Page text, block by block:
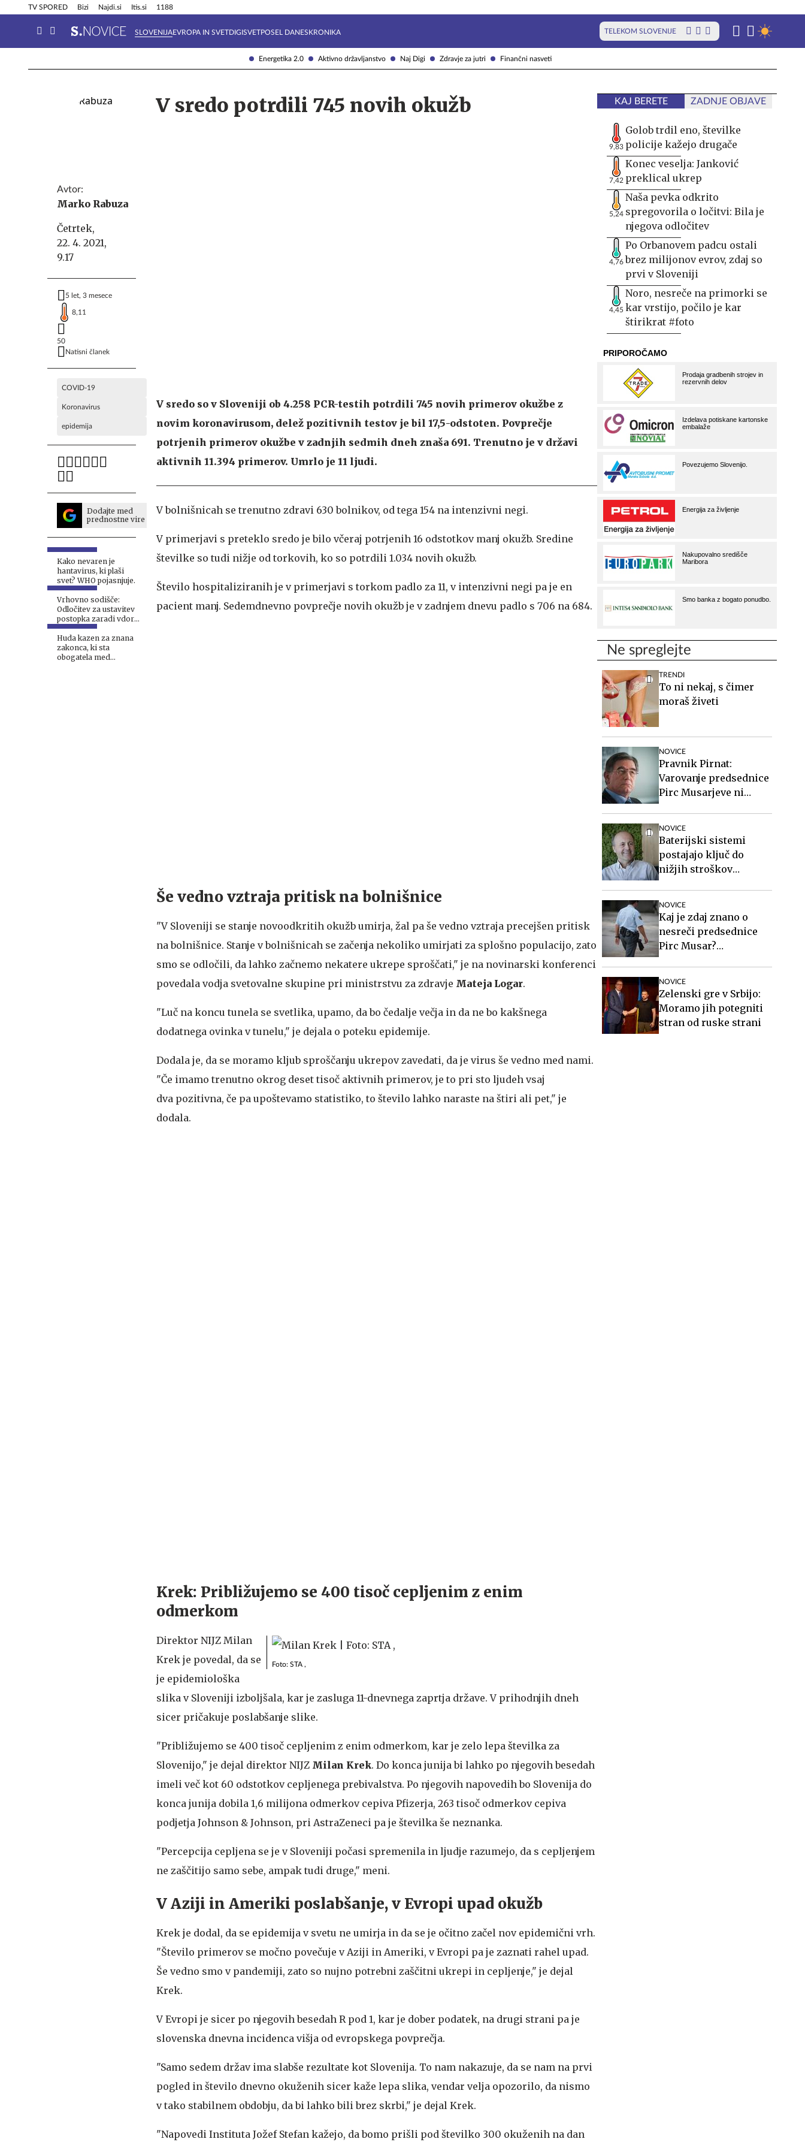
Energetika 2.0 Aktivno državljanstvo Naj Digi Zdravje za jutri Finančni nasveti
TV SPORED Bizi Najdi.si Itis.si 1188
SLOVENIJAEVROPA IN SVETDIGISVETPOSEL DANESKRONIKA TELEKOM SLOVENIJE
Info in obvestila Tehnik
Avtor:
Marko Rabuza
Četrtek,
22. 4. 2021,
9.17
5 let, 3 mesece
8,11
50
Natisni članek
COVID-19
Koronavirus
epidemija
Dodajte med
prednostne vire
Kako nevaren je
hantavirus, ki plaši
svet? WHO pojasnjuje.
Vrhovno sodišče:
Odločitev za ustavitev
postopka zaradi vdora
v studio RTVS napačna
Huda kazen za znana
zakonca, ki sta
obogatela med
V sredo potrdili 745 novih okužb
V sredo so v Sloveniji ob 4.258 PCR-testih potrdili 745 novih primerov okužbe z
novim koronavirusom, delež pozitivnih testov je bil 17,5-odstoten. Povprečje
potrjenih primerov okužbe v zadnjih sedmih dneh znaša 691. Trenutno je v državi
aktivnih 11.394 primerov. Umrlo je 11 ljudi.
V bolnišnicah se trenutno zdravi 630 bolnikov, od tega 154 na intenzivni negi.
V primerjavi s preteklo sredo je bilo včeraj potrjenih 16 odstotkov manj okužb. Sredine
številke so tudi nižje od torkovih, ko so potrdili 1.034 novih okužb.
Število hospitaliziranih je v primerjavi s torkom padlo za 11, v intenzivni negi pa je en
pacient manj. Sedemdnevno povprečje novih okužb je v zadnjem dnevu padlo s 706 na 684.
Še vedno vztraja pritisk na bolnišnice
"V Sloveniji se stanje novoodkritih okužb umirja, žal pa še vedno vztraja precejšen pritisk
na bolnišnice. Stanje v bolnišnicah se začenja nekoliko umirjati za splošno populacijo, zato
smo se odločili, da lahko začnemo nekatere ukrepe sproščati," je na novinarski konferenci
povedala vodja svetovalne skupine pri ministrstvu za zdravje Mateja Logar.
"Luč na koncu tunela se svetlika, upamo, da bo čedalje večja in da ne bo kakšnega
dodatnega ovinka v tunelu," je dejala o poteku epidemije.
Dodala je, da se moramo kljub sproščanju ukrepov zavedati, da je virus še vedno med nami.
"Če imamo trenutno okrog deset tisoč aktivnih primerov, je to pri sto ljudeh vsaj
dva pozitivna, če pa upoštevamo statistiko, to število lahko naraste na štiri ali pet," je
dodala.
Krek: Približujemo se 400 tisoč cepljenim z enim
odmerkom
Foto: STA ,
Direktor NIJZ Milan
Krek je povedal, da se
je epidemiološka
slika v Sloveniji izboljšala, kar je zasluga 11-dnevnega zaprtja države. V prihodnjih dneh
sicer pričakuje poslabšanje slike.
"Približujemo se 400 tisoč cepljenim z enim odmerkom, kar je zelo lepa številka za
Slovenijo," je dejal direktor NIJZ Milan Krek. Do konca junija bi lahko po njegovih besedah
imeli več kot 60 odstotkov cepljenega prebivalstva. Po njegovih napovedih bo Slovenija do
konca junija dobila 1,6 milijona odmerkov cepiva Pfizerja, 263 tisoč odmerkov cepiva
podjetja Johnson & Johnson, pri AstraZeneci pa je številka še neznanka.
"Percepcija cepljena se je v Sloveniji počasi spremenila in ljudje razumejo, da s cepljenjem
ne zaščitijo samo sebe, ampak tudi druge," meni.
V Aziji in Ameriki poslabšanje, v Evropi upad okužb
Krek je dodal, da se epidemija v svetu ne umirja in da se je očitno začel nov epidemični vrh.
"Število primerov se močno povečuje v Aziji in Ameriki, v Evropi pa je zaznati rahel upad.
Še vedno smo v pandemiji, zato so nujno potrebni zaščitni ukrepi in cepljenje," je dejal
Krek.
V Evropi je sicer po njegovih besedah R pod 1, kar je dober podatek, na drugi strani pa je
slovenska dnevna incidenca višja od evropskega povprečja.
"Samo sedem držav ima slabše rezultate kot Slovenija. To nam nakazuje, da se nam na prvi
pogled in število dnevno okuženih sicer kaže lepa slika, vendar velja opozorilo, da nismo
v tako stabilnem obdobju, da bi lahko bili brez skrbi," je dejal Krek.
"Napovedi Instituta Jožef Stefan kažejo, da bomo prišli pod številko 300 okuženih na dan
KAJ BERETE ZADNJE OBJAVE
9,83
Golob trdil eno, številke
policije kažejo drugače
7,42
Konec veselja: Janković
preklical ukrep
5,24
Naša pevka odkrito
spregovorila o ločitvi: Bila je
njegova odločitev
4,76
Po Orbanovem padcu ostali
brez milijonov evrov, zdaj so
prvi v Sloveniji
4,45
Noro, nesreče na primorki se
kar vrstijo, počilo je kar
štirikrat #foto
Ne spreglejte
TRENDI
To ni nekaj, s čimer
moraš živeti
NOVICE
Pravnik Pirnat:
Varovanje predsednice
Pirc Musarjeve ni
NOVICE
Baterijski sistemi
postajajo ključ do
nižjih stroškov
NOVICE
Kaj je zdaj znano o
nesreči predsednice
Pirc Musar?
NOVICE
Zelenski gre v Srbijo:
Moramo jih potegniti
stran od ruske strani